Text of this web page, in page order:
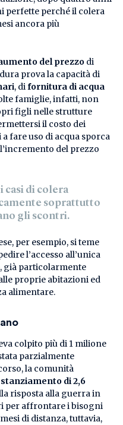
perfette perché il colera
ancora più
del prezzo di
prova la capacità di
, di fornitura di acqua
famiglie, infatti, non
figli nelle strutture
il costo dei
fare uso di acqua sporca
del prezzo
casi di colera
soprattutto
gli scontri.
per esempio, si teme
l’accesso all’unica
già particolarmente
proprie abitazioni ed
alimentare.
colpito più di 1 milione
parzialmente
la comunità
stanziamento di 2,6
risposta alla guerra in
per affrontare i bisogni
di distanza, tuttavia,